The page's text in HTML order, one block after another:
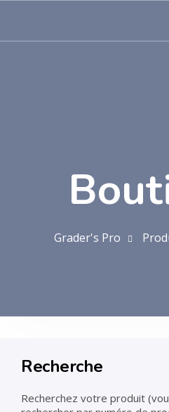
Grader's Pro
Recherche
Recherchez votre produit